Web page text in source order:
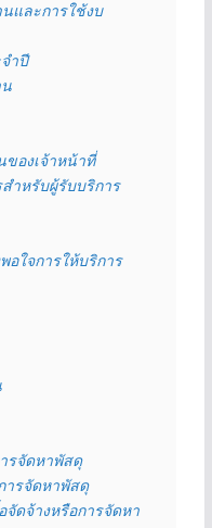
และการใช้งบ
ำปี
องเจ้าหน้าที่
ำหรับผู้รับบริการ
อใจการให้บริการ
รจัดหาพัสดุ
ารจัดหาพัสดุ
จัดจ้างหรือการจัดหา